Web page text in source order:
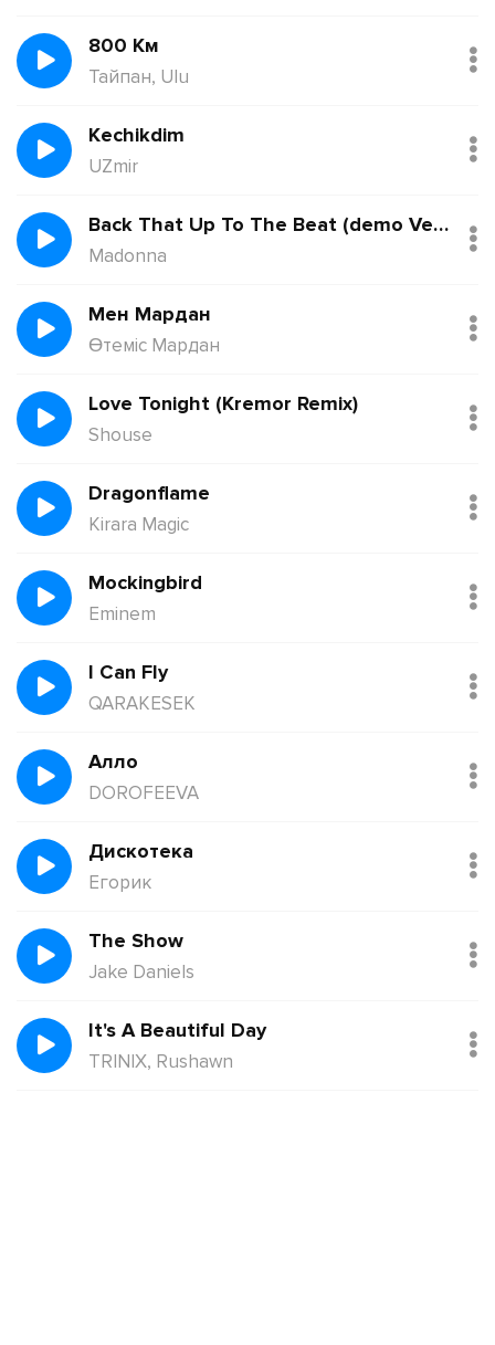
800 Км
Тайпан, Ulu
Kechikdim
UZmir
Back That Up To The Beat (demo Version)
Madonna
Мен Мардан
Өтеміс Мардан
Love Tonight (Kremor Remix)
Shouse
Dragonflame
Kirara Magic
Mockingbird
Eminem
I Can Fly
QARAKESEK
Алло
DOROFEEVA
Дискотека
Егорик
The Show
Jake Daniels
It's A Beautiful Day
TRINIX, Rushawn